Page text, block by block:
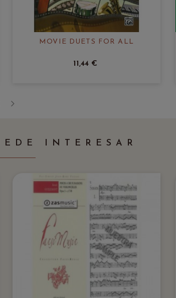
MOVIE DUETS FOR ALL
11,44 €
INTERESAR